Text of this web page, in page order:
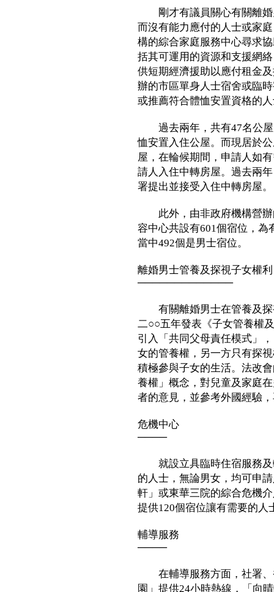
剛才有議員關心有關離婚
而沒有能力應付的人士或家
構的綜合家庭服務中心尋求
括其可運用的資源和支援網
供短期經濟援助以應付租金
辦的市區單身人士宿舍或臨
或推薦符合體恤安置資格的
過去兩年，共有47名公屋
恤安置入住公屋。而現居於
屋，在輪候期間，申請人如
請人入住中轉房屋。過去兩
署提出並接受入住中轉房屋。
此外，由非政府機構營辦
容中心共設有601個宿位，為
當中492個是男士宿位。
離婚男士管養及探視子女權利
─────────────
有關離婚男士在管養及探
二○○五年發表《子女管養權
引入「共同父母責任模式」
女的管養權，另一方只有探
積極參與子女的生活。法改
養權」概念，對兒童及家庭
者的意見，並參考外國經驗
危機中心
────
就設立具臨時住宿服務及
的人士，無論男女，均可申
軒」或東華三院的綜合危機
提供120個宿位讓有需要的人
輔導服務
────
在輔導服務方面，社署、
園」提供24小時熱線，「向